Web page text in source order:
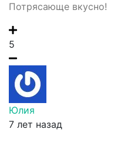
Потрясающе вкусно!
5
Юлия
7 лет назад